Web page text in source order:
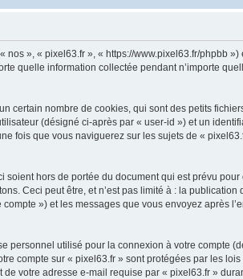
», « pixel63.fr », « https://www.pixel63.fr/phpbb
quelle information collectée pendant n’importe
certain nombre de cookies, qui sont des petits
(désigné ci-après par « user-id ») et un
fois que vous naviguerez sur les sujets de «
hors de portée du document qui est prévu
Ceci peut être, et n’est pas limité à : la publication
») et les messages que vous envoyez après
personnel utilisé pour la connexion à votre compte
compte sur « pixel63.fr » sont protégées par les
votre adresse e-mail requise par « pixel63.fr »